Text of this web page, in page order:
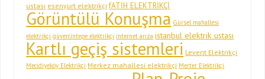
ustası esenyurt elektrikçi fATİH ELEKTRİKÇİ
Görüntülü Konuşma Gürsel mahallesi
elektrikçi güvercintepe elektrikçi internet arıza istanbul elektrik ustası
Kartlı geçiş sistemleri Levent Elektrikçi
Mecidiyeköy Elektrikçi Merkez mahallesi elektrikçi Merter Elektrikçi